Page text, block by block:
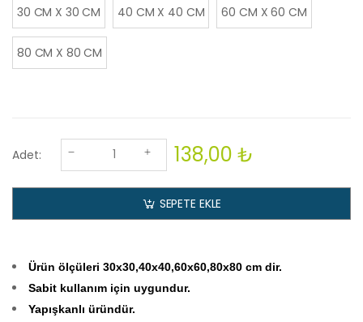
30 CM X 30 CM
40 CM X 40 CM 60 CM X 60 CM
80 CM X 80 CM
Adet: 138,00 ₺
SEPETE EKLE
Ürün ölçüleri 30x30,40x40,60x60,80x80 cm dir.
Sabit kullanım için uygundur.
Yapışkanlı üründür.